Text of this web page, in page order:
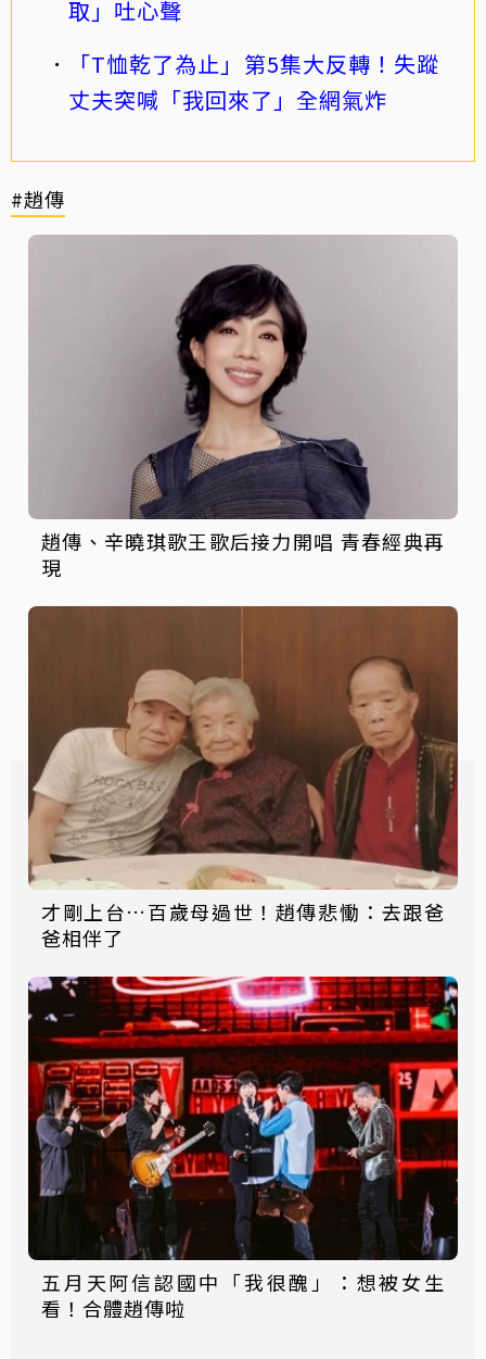
取」吐心聲
「T恤乾了為止」第5集大反轉！失蹤
丈夫突喊「我回來了」全網氣炸
#趙傳
趙傳、辛曉琪歌王歌后接力開唱 青春經典再
現
才剛上台…百歲母過世！趙傳悲慟：去跟爸
爸相伴了
五月天阿信認國中「我很醜」：想被女生
看！合體趙傳啦